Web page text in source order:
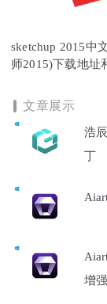
sketchup 2015中
师2015)下载地址
文章展示
浩
丁
增